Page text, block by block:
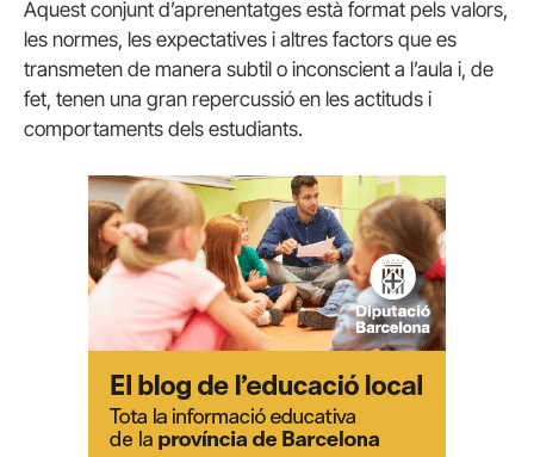
Aquest conjunt d’aprenentatges està format pels valors,
les normes, les expectatives i altres factors que es
transmeten de manera subtil o inconscient a l’aula i, de
fet, tenen una gran repercussió en les actituds i
comportaments dels estudiants.